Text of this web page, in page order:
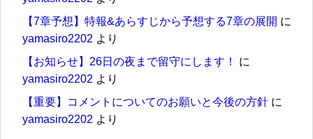
【7章予想】特報&あらすじから予想する7章の展開 に
yamasiro2202 より
【お知らせ】26日の夜まで留守にします！
に
yamasiro2202 より
【重要】コメントについてのお願いと今後の方針 に
yamasiro2202 より